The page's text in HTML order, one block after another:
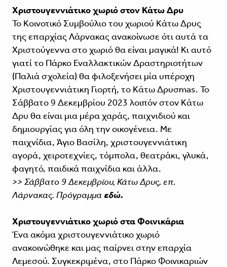
Χριστουγεννιάτικο χωριό στον Κάτω Δρυ
Το Κοινοτικό Συμβούλιο του χωριού Κάτω Δρυς
της επαρχίας Λάρνακας ανακοίνωσε ότι αυτά τα
Χριστούγεννα στο χωριό θα είναι μαγικά! Κι αυτό
γιατί το Πάρκο Εναλλακτικών Δραστηριοτήτων
(Παλιά σχολεία) θα φιλοξενήσει μία υπέροχη
Χριστουγεννιάτικη Γιορτή, το Κάτω Δρυσmas. Το
Σάββατο 9 Δεκεμβρίου 2023 λοιπόν στον Κάτω
Δρυ θα είναι μια μέρα χαράς, παιχνιδιού και
δημιουργίας για όλη την οικογένεια. Με
παιχνίδια, Άγιο Βασίλη, χριστουγεννιάτικη
αγορά, χειροτεχνίες, τόμπολα, θεατράκι, γλυκά,
φαγητό, παιδικά παιχνίδια και άλλα.
>> Σάββατο 9 Δεκεμβρίου, Κάτω Δρυς, επ.
Λάρνακας. Πρόγραμμα εδώ.
Χριστουγεννιάτικο χωριό στα Φοινικάρια
Ένα ακόμα χριστουγεννιάτικο χωριό
ανακοινώθηκε και μας παίρνει στην επαρχία
Λεμεσού. Συγκεκριμένα, στο Πάρκο Φοινικαριών